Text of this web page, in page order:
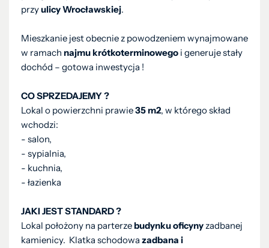
przyulicy Wrocławskiej.
Mieszkanie jest obecnie z powodzeniem wynajmowane
w ramach najmu krótkoterminowego i generuje stały
dochód – gotowa inwestycja !
CO SPRZEDAJEMY ?
Lokal o powierzchni prawie35 m2, w którego skład
wchodzi:
- salon,
- sypialnia,
- kuchnia,
- łazienka
JAKI JEST STANDARD ?
Lokal położony na parterzebudynku oficynyzadbanej
kamienicy. Klatka schodowa zadbana i